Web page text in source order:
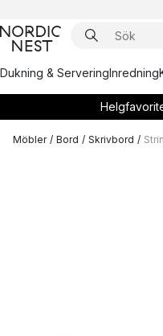
Dukning & ServeringInredning
Möbler / Bord / Skrivbord /